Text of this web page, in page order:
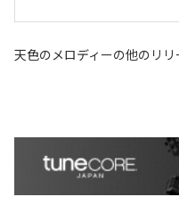
天色のメロディーの他のリリ